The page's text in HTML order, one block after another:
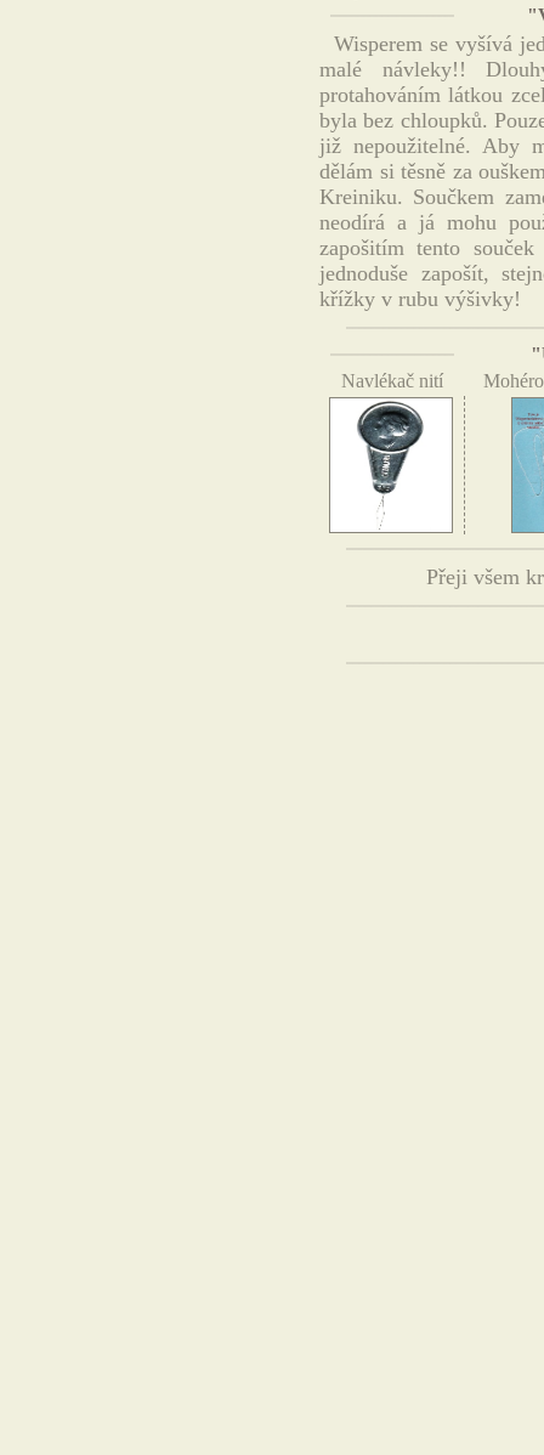
Wisperem se vyšívá
malé návleky!!
protahováním látkou
byla bez chloupků.
již nepoužitelné. Aby
dělám si těsně za
Kreiniku. Součkem
neodírá a já mohu
zapošitím tento
jednoduše zapošít,
křížky v rubu výšivky!
Navlékač nití
Přeji všem